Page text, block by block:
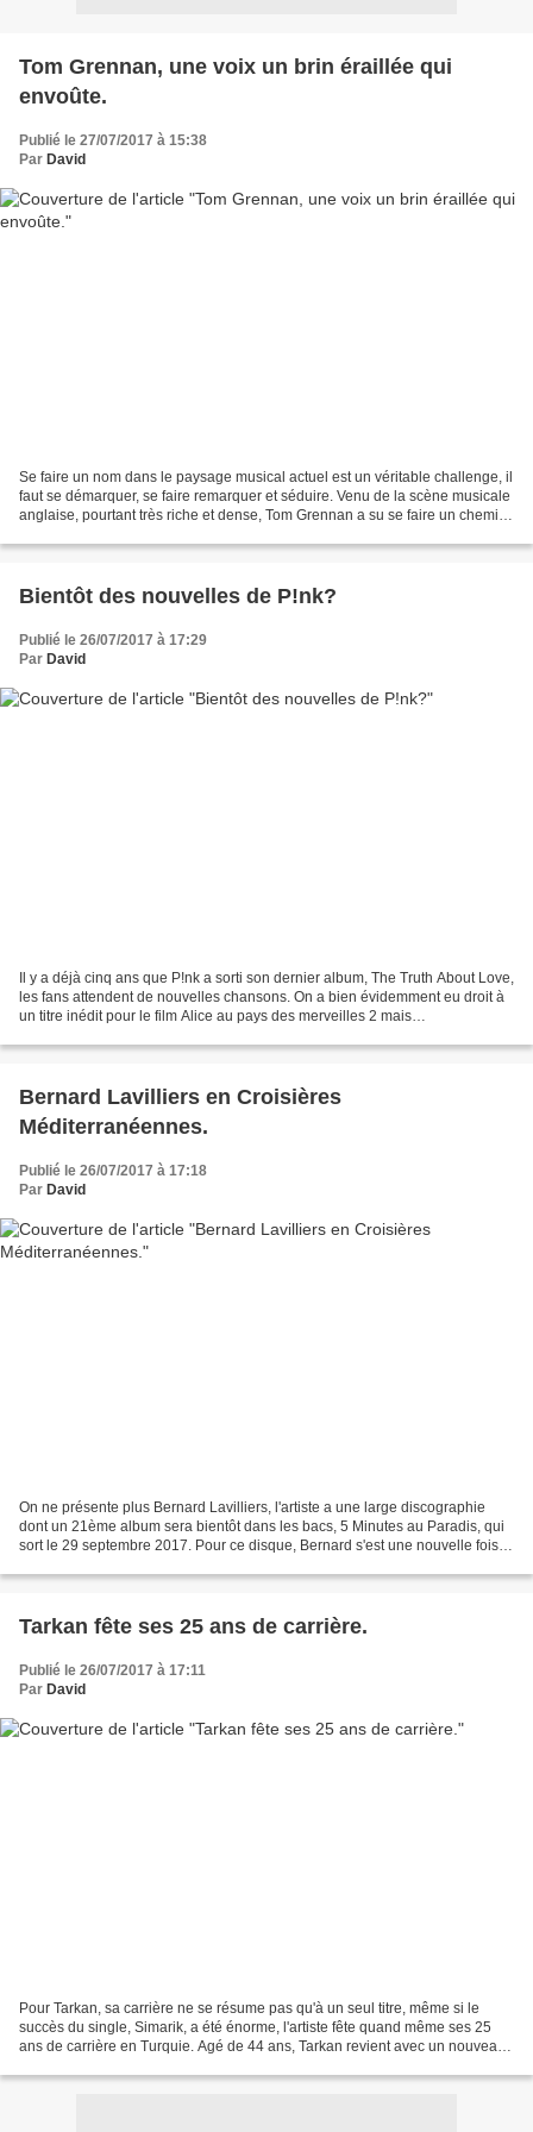
Tom Grennan, une voix un brin éraillée qui
envoûte.
Publié le 27/07/2017 à 15:38
Par David
Se faire un nom dans le paysage musical actuel est un véritable challenge, il
faut se démarquer, se faire remarquer et séduire. Venu de la scène musicale
anglaise, pourtant très riche et dense, Tom Grennan a su se faire un chemin
Bientôt des nouvelles de P!nk?
Publié le 26/07/2017 à 17:29
Par David
Il y a déjà cinq ans que P!nk a sorti son dernier album, The Truth About Love,
les fans attendent de nouvelles chansons. On a bien évidemment eu droit à
un titre inédit pour le film Alice au pays des merveilles 2 mais
Bernard Lavilliers en Croisières
Méditerranéennes.
Publié le 26/07/2017 à 17:18
Par David
On ne présente plus Bernard Lavilliers, l'artiste a une large discographie
dont un 21ème album sera bientôt dans les bacs, 5 Minutes au Paradis, qui
sort le 29 septembre 2017. Pour ce disque, Bernard s'est une nouvelle fois
Tarkan fête ses 25 ans de carrière.
Publié le 26/07/2017 à 17:11
Par David
Pour Tarkan, sa carrière ne se résume pas qu'à un seul titre, même si le
succès du single, Simarik, a été énorme, l'artiste fête quand même ses 25
ans de carrière en Turquie. Agé de 44 ans, Tarkan revient avec un nouveau